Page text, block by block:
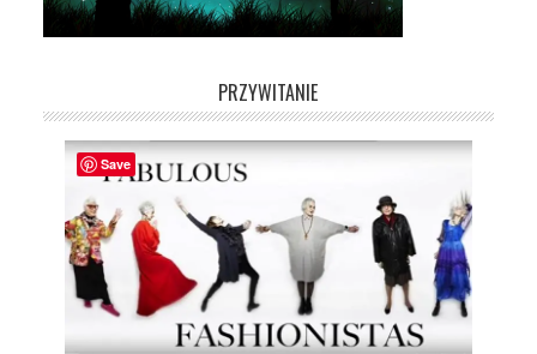
PRZYWITANIE
Save